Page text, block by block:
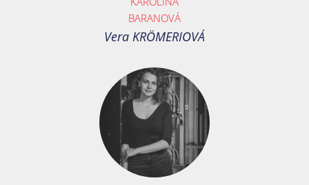
BARANOVÁ
Vera KRÖMERIOVÁ